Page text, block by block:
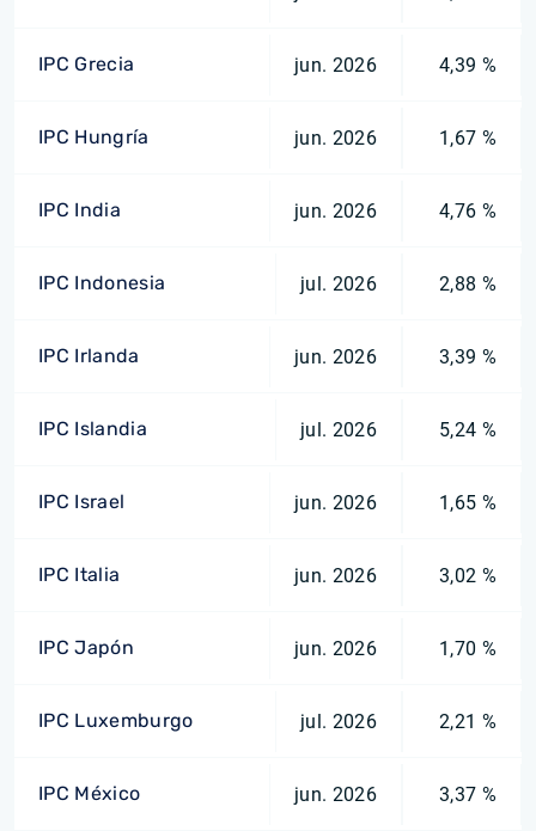
IPC Grecia jun. 2026 4,39 %
IPC Hungría jun. 2026 1,67 %
IPC India jun. 2026 4,76 %
IPC Indonesia jul. 2026 2,88 %
IPC Irlanda jun. 2026 3,39 %
IPC Islandia jul. 2026 5,24 %
IPC Israel jun. 2026 1,65 %
IPC Italia jun. 2026 3,02 %
IPC Japón jun. 2026 1,70 %
IPC Luxemburgo jul. 2026 2,21 %
IPC México jun. 2026 3,37 %